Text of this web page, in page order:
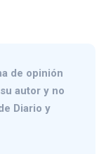
de opinión
autor y no
Diario y